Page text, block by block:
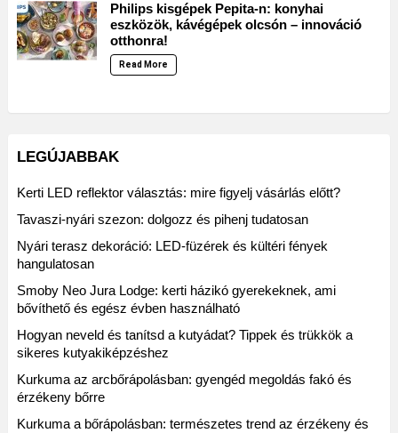
Philips kisgépek Pepita-n: konyhai
eszközök, kávégépek olcsón – innováció
otthonra!
Read More
LEGÚJABBAK
Kerti LED reflektor választás: mire figyelj vásárlás előtt?
Tavaszi-nyári szezon: dolgozz és pihenj tudatosan
Nyári terasz dekoráció: LED-füzérek és kültéri fények
hangulatosan
Smoby Neo Jura Lodge: kerti házikó gyerekeknek, ami
bővíthető és egész évben használható
Hogyan neveld és tanítsd a kutyádat? Tippek és trükkök a
sikeres kutyakiképzéshez
Kurkuma az arcbőrápolásban: gyengéd megoldás fakó és
érzékeny bőrre
Kurkuma a bőrápolásban: természetes trend az érzékeny és